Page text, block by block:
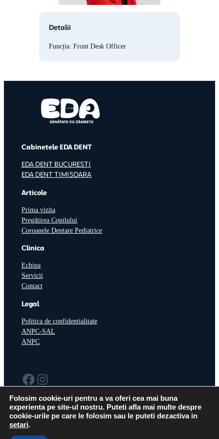
Detalii
Funcția: Front Desk Officer
Cabinetele EDA DENT
EDA DENT BUCURESTI
EDA DENT TIMISOARA
Articole
Prima vizita
Pregătirea Copilului
Coroanele Dentare Pediatrice
Clinica
Echipa
Servicii
Contact
Legal
Politica de confidentialitate
ANPC-SAL
ANPC
Facebook
Instagram
Copyright © 2024Kids Smile SRL, CUI: 47456594,
Reg. Com. J40/4958/2023
Folosim cookie-uri pentru a va oferi cea mai buna
experienta pe site-ul nostru. Puteti afla mai multe despre
cookie-urile pe care le folosim sau le puteti dezactiva in
setari.